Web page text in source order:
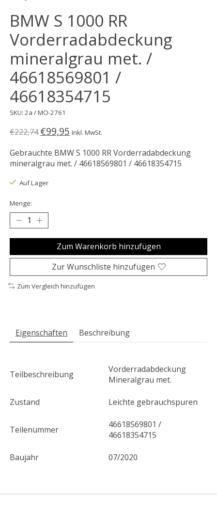
BMW S 1000 RR
Vorderradabdeckung
mineralgrau met. /
46618569801 /
46618354715
SKU: 2a / MO-2761
€222,74 €99,95 Inkl. MwSt.
Gebrauchte BMW S 1000 RR Vorderradabdeckung
mineralgrau met. / 46618569801 / 46618354715
Auf Lager
Menge:
Zum Warenkorb hinzufügen
Zur Wunschliste hinzufügen
Zum Vergleich hinzufügen
Eigenschaften Beschreibung
Teilbeschreibung
Vorderradabdeckung
Mineralgrau met.
Zustand Leichte gebrauchspuren
Teilenummer
46618569801 /
46618354715
Baujahr 07/2020